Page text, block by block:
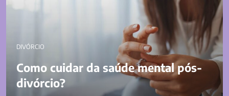
DIVÓRCIO
Como cuidar da saúde mental pós-
divórcio?